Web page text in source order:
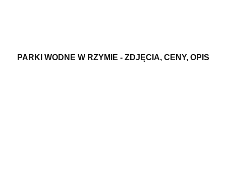
PARKI WODNE W RZYMIE - ZDJĘCIA, CENY, OPIS